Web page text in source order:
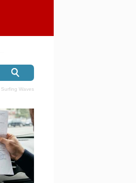
Surfing Waves